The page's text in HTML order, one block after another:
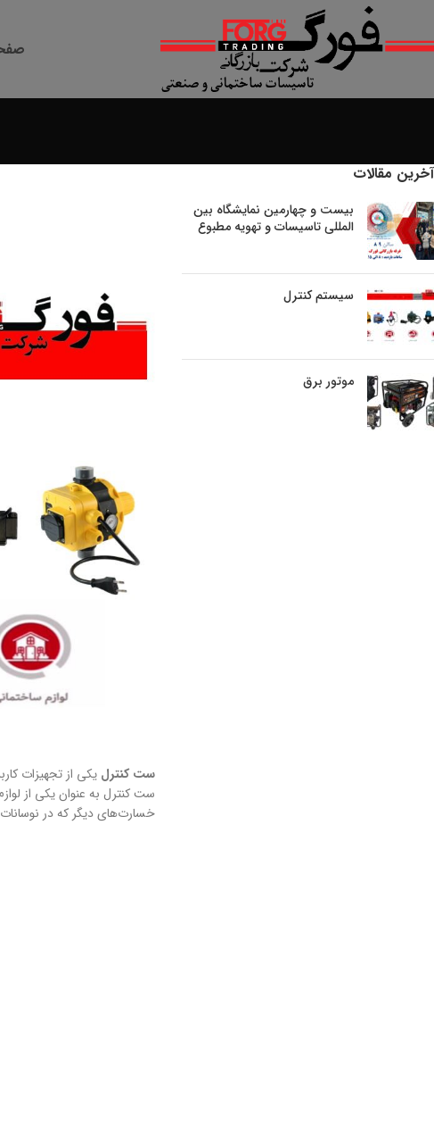
آخرین مقالات
بیست و چهارمین نمایشگاه بین
المللی تاسیسات و تهویه مطبوع
سیستم کنترل
موتور برق
ست کنترل یکی از تجهیزات
ست کنترل به عنوان یکی از
خسارت‌های دیگر که در